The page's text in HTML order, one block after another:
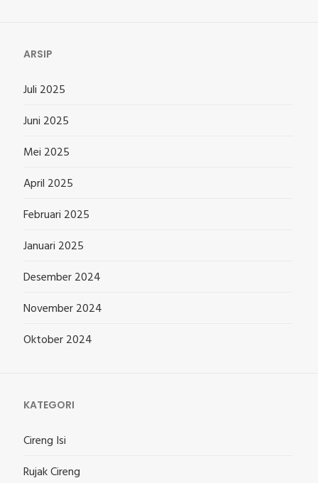
ARSIP
Juli 2025
Juni 2025
Mei 2025
April 2025
Februari 2025
Januari 2025
Desember 2024
November 2024
Oktober 2024
KATEGORI
Cireng Isi
Rujak Cireng